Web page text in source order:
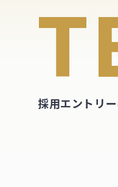
T
採用エントリ